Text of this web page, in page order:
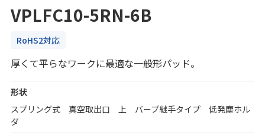
VPLFC10-5RN-6B
RoHS2対応
厚くて平らなワークに最適な一般形パッド。
形状
スプリング式 真空取出口 上 バーブ継手タイプ 低発塵ホル
ダ